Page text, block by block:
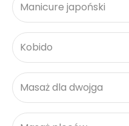
Manicure japoński
Kobido
Masaż dla dwojga